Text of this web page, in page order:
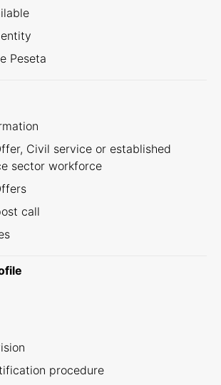
Peseta
Civil service or established
sector workforce
call
procedure